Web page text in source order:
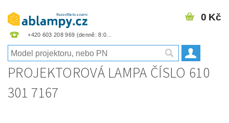
+420 603 208 969
0 Kč
PROJEKTOROVÁ LAMPA ČÍSLO 610
301 7167